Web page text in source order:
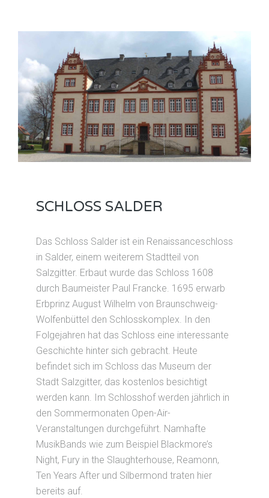
SCHLOSS SALDER
Das Schloss Salder ist ein Renaissanceschloss
in Salder, einem weiterem Stadtteil von
Salzgitter. Erbaut wurde das Schloss 1608
durch Baumeister Paul Francke. 1695 erwarb
Erbprinz August Wilhelm von Braunschweig-
Wolfenbüttel den Schlosskomplex. In den
Folgejahren hat das Schloss eine interessante
Geschichte hinter sich gebracht. Heute
befindet sich im Schloss das Museum der
Stadt Salzgitter, das kostenlos besichtigt
werden kann. Im Schlosshof werden jährlich in
den Sommermonaten Open-Air-
Veranstaltungen durchgeführt. Namhafte
MusikBands wie zum Beispiel Blackmore’s
Night, Fury in the Slaughterhouse, Reamonn,
Ten Years After und Silbermond traten hier
bereits auf.